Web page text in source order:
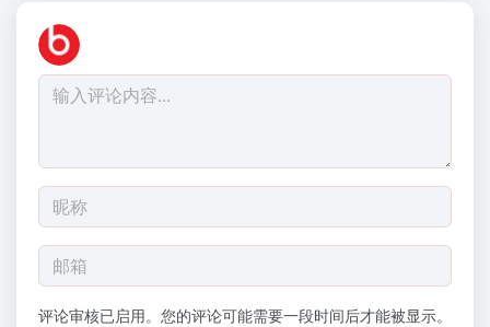
评论审核已启用。您的评论可能需要一段时间后才能被显示。